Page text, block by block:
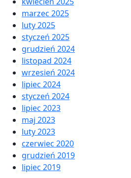
marzec 2025
luty 2025
styczeń 2025
grudzień 2024
listopad 2024
wrzesień 2024
lipiec 2024
styczeń 2024
lipiec 2023
maj 2023
luty 2023
czerwiec 2020
grudzień 2019
lipiec 2019